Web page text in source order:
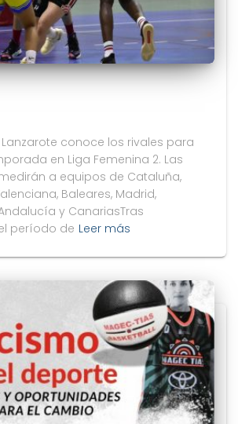
Lanzarote conoce los rivales para
en Liga Femenina 2. Las
a equipos de Cataluña,
Baleares, Madrid,
y CanariasTras
período de Leer más